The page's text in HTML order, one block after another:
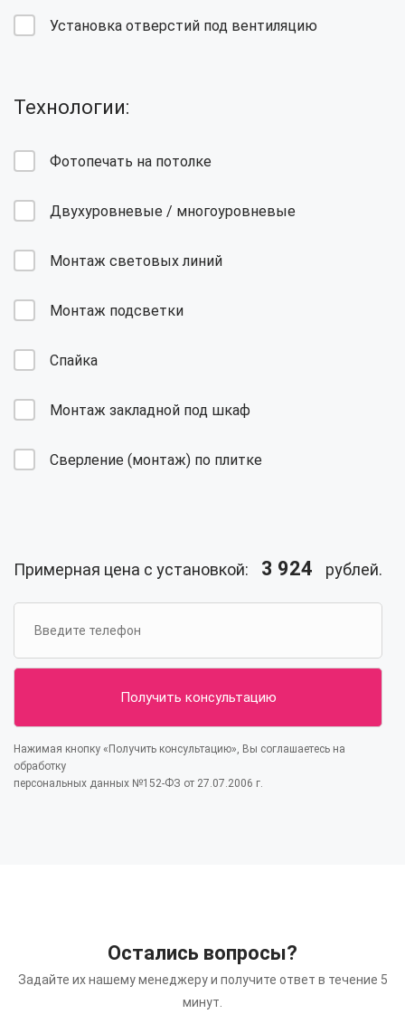
Установка отверстий под вентиляцию
Технологии:
Фотопечать на потолке
Двухуровневые / многоуровневые
Монтаж световых линий
Монтаж подсветки
Спайка
Монтаж закладной под шкаф
Сверление (монтаж) по плитке
Примерная цена с установкой: 3 924 рублей.
Нажимая кнопку «Получить консультацию», Вы соглашаетесь на
обработку
персональных данных №152-ФЗ от 27.07.2006 г.
Остались вопросы?
Задайте их нашему менеджеру и получите ответ в течение 5
минут.